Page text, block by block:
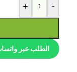
-
+
الطلب عبر